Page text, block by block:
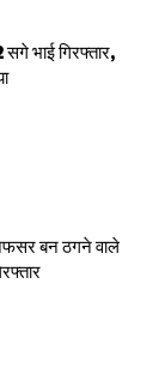
सगे भाई गिरफ्तार,
बन ठगने वाले